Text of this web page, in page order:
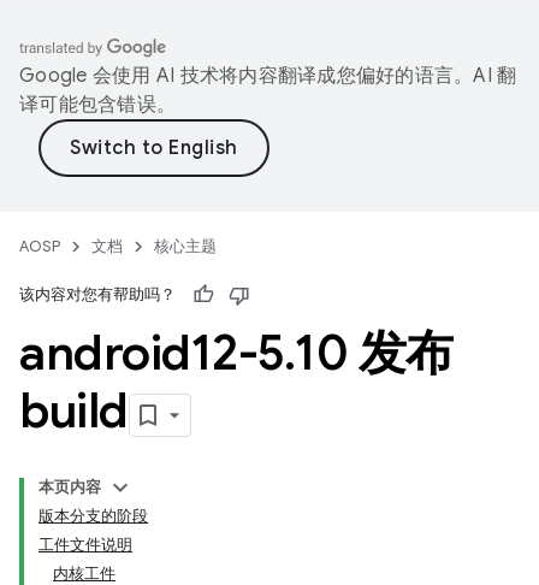
Google 会使用 AI 技术将内容翻译成您偏好的语言。AI 翻
译可能包含错误。
AOSP 文档 核心主题
该内容对您有帮助吗？
android12-5.10 发布
build
本页内容
版本分支的阶段
工件文件说明
内核工件